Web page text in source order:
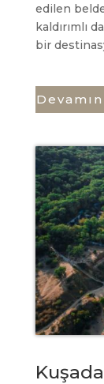
edilen
kaldırımlı
bir